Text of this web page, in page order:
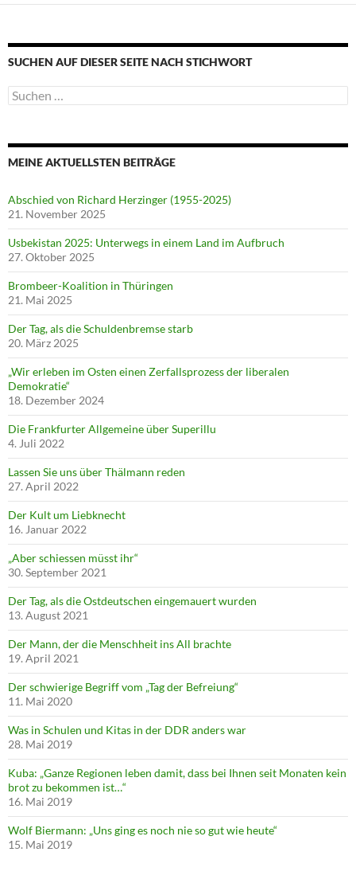
SUCHEN AUF DIESER SEITE NACH STICHWORT
Suche
nach:
MEINE AKTUELLSTEN BEITRÄGE
Abschied von Richard Herzinger (1955-2025)
21. November 2025
Usbekistan 2025: Unterwegs in einem Land im Aufbruch
27. Oktober 2025
Brombeer-Koalition in Thüringen
21. Mai 2025
Der Tag, als die Schuldenbremse starb
20. März 2025
„Wir erleben im Osten einen Zerfallsprozess der liberalen
Demokratie“
18. Dezember 2024
Die Frankfurter Allgemeine über Superillu
4. Juli 2022
Lassen Sie uns über Thälmann reden
27. April 2022
Der Kult um Liebknecht
16. Januar 2022
„Aber schiessen müsst ihr“
30. September 2021
Der Tag, als die Ostdeutschen eingemauert wurden
13. August 2021
Der Mann, der die Menschheit ins All brachte
19. April 2021
Der schwierige Begriff vom „Tag der Befreiung“
11. Mai 2020
Was in Schulen und Kitas in der DDR anders war
28. Mai 2019
Kuba: „Ganze Regionen leben damit, dass bei Ihnen seit Monaten kein
brot zu bekommen ist…“
16. Mai 2019
Wolf Biermann: „Uns ging es noch nie so gut wie heute“
15. Mai 2019